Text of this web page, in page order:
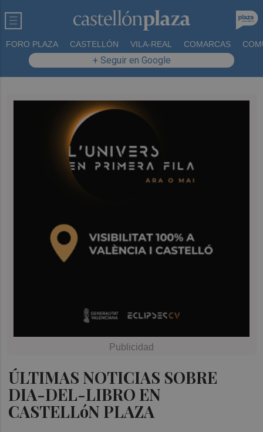
FORO PLAZA CASTELLÓN VILA-REAL COMARCAS
+ Seguir en Google
ÚLTIMAS NOTICIAS SOBRE
DIA-DEL-LIBRO EN
CASTELLóN PLAZA